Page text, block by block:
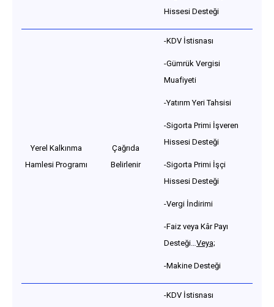
Hissesi Desteği
Yerel Kalkınma
Hamlesi Programı
Çağrıda
Belirlenir
-KDV İstisnası
-Gümrük Vergisi
Muafiyeti
-Yatırım Yeri Tahsisi
-Sigorta Primi İşveren
Hissesi Desteği
-Sigorta Primi İşçi
Hissesi Desteği
-Vergi İndirimi
-Faiz veya Kâr Payı
Desteği…Veya;
-Makine Desteği
-KDV İstisnası